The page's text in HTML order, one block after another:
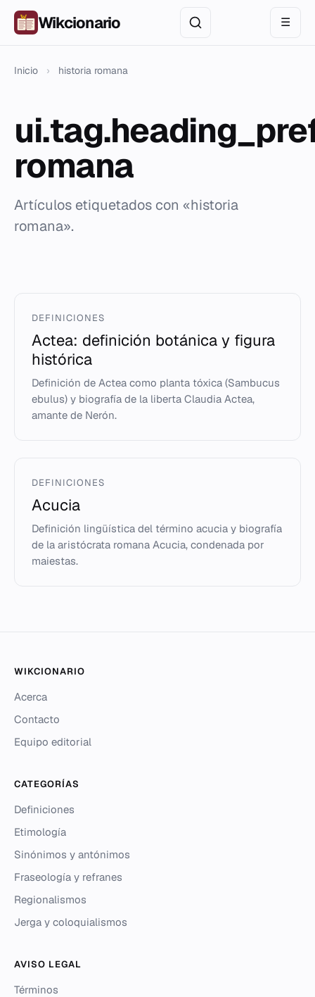
Wikcionario ☰
Inicio › historia romana
romana
Artículos etiquetados con «historia
romana».
DEFINICIONES
Actea: definición botánica y figura
histórica
Definición de Actea como planta tóxica (Sambucus
ebulus) y biografía de la liberta Claudia Actea,
amante de Nerón.
DEFINICIONES
Acucia
Definición lingüística del término acucia y biografía
de la aristócrata romana Acucia, condenada por
maiestas.
WIKCIONARIO
Acerca
Contacto
Equipo editorial
CATEGORÍAS
Definiciones
Etimología
Sinónimos y antónimos
Fraseología y refranes
Regionalismos
Jerga y coloquialismos
AVISO LEGAL
Términos